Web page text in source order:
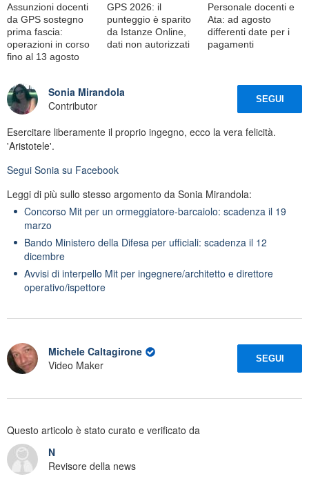
Assunzioni docenti
da GPS sostegno
prima fascia:
operazioni in corso
fino al 13 agosto
GPS 2026: il
punteggio è sparito
da Istanze Online,
dati non autorizzati
Personale docenti e
Ata: ad agosto
differenti date per i
pagamenti
Sonia Mirandola
Contributor
SEGUI
Esercitare liberamente il proprio ingegno, ecco la vera felicità.
'Aristotele'.
Segui Sonia su Facebook
Leggi di più sullo stesso argomento da Sonia Mirandola:
Concorso Mit per un ormeggiatore-barcaiolo: scadenza il 19
marzo
Bando Ministero della Difesa per ufficiali: scadenza il 12
dicembre
Avvisi di interpello Mit per ingegnere/architetto e direttore
operativo/ispettore
Michele Caltagirone
Video Maker
SEGUI
Questo articolo è stato curato e verificato da
N
Revisore della news